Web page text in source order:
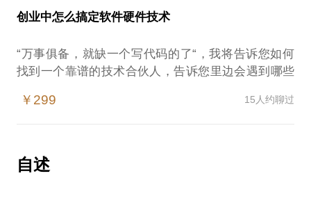
创业中怎么搞定软件硬件技术
“万事俱备，就缺一个写代码的了“，我将告诉您如何
找到一个靠谱的技术合伙人，告诉您里边会遇到哪些
如何推动项目开展下去。
Html5，还是原生，抑或React Native？我将用我们在
项目运营中遇到的真实数据来告诉您该怎么去做分析
￥299 15人约聊过
自述